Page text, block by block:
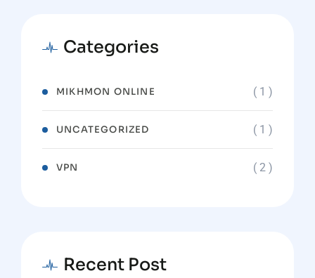
Categories
MIKHMON ONLINE ( 1 )
UNCATEGORIZED ( 1 )
VPN ( 2 )
Recent Post